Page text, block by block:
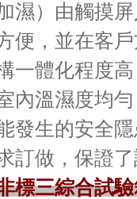
濕）由觸摸屏
便，並在
一體化程度高
內溫濕度均勻
發生的安全隱
訂做，保證了
標三綜合試